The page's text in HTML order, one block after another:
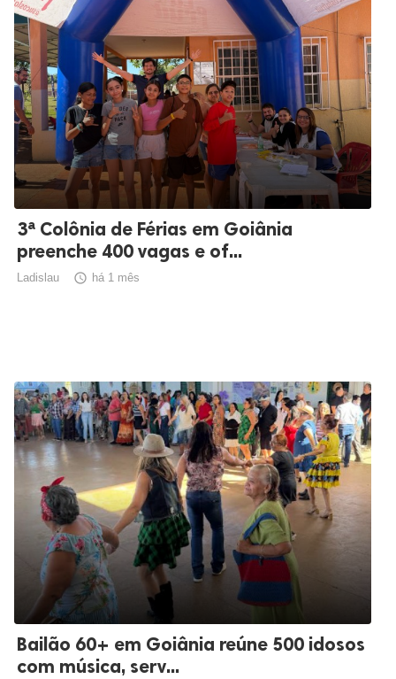
3ª Colônia de Férias em Goiânia
preenche 400 vagas e of...
Ladislau  há 1 mês
Bailão 60+ em Goiânia reúne 500 idosos
com música, serv...